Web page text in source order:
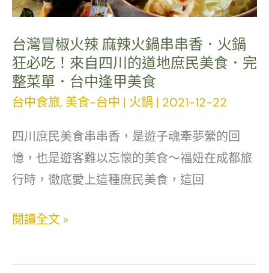
伴
手
禮
外
皮
酥
鬆、
芋
芯
香
軟，
饕
台灣冒椒火辣 麻辣火鍋串串香．火鍋
狂必吃！來自四川的道地庶民美食．完
整菜單．台中逢甲美食
台中食旅, 美食-台中 | 火鍋 | 2021-12-22
四川庶民美食串串香，是遊子魂牽夢縈的回
憶，也是遊客難以忘懷的美食～福妞在成都旅
行時，徹底愛上這種庶民美食，這回
台
冒
閱讀全文 »